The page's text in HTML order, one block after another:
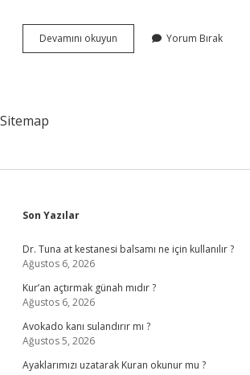
Devamını okuyun
Alkol
Yorum Bırak
Sitemap
Sidebar
Son Yazılar
Dr. Tuna at kestanesi balsamı ne için kullanılır ?
Ağustos 6, 2026
Kur’an açtırmak günah mıdır ?
Ağustos 6, 2026
Avokado kanı sulandırır mı ?
Ağustos 5, 2026
Ayaklarımızı uzatarak Kuran okunur mu ?